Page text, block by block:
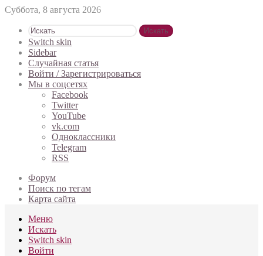
Суббота, 8 августа 2026
Искать
Switch skin
Sidebar
Случайная статья
Войти / Зарегистрироваться
Мы в соцсетях
Facebook
Twitter
YouTube
vk.com
Одноклассники
Telegram
RSS
Форум
Поиск по тегам
Карта сайта
Меню
Искать
Switch skin
Войти